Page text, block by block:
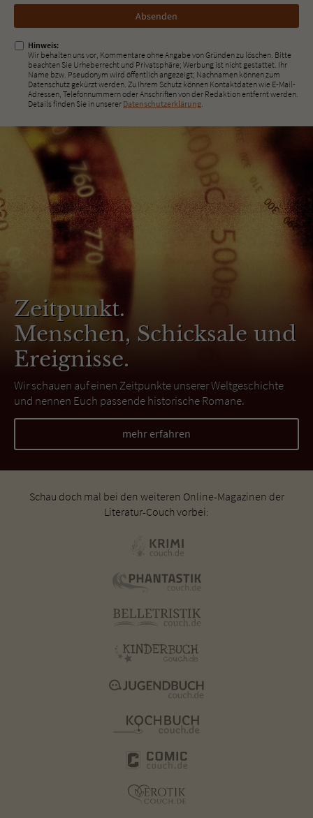
Nicht
ausfüllen!
Hinweis:
Wir behalten uns vor, Kommentare ohne Angabe von Gründen zu löschen. Bitte
beachten Sie Urheberrecht und Privatsphäre; Werbung ist nicht gestattet. Ihr
Name bzw. Pseudonym wird öffentlich angezeigt; Nachnamen können zum
Datenschutz gekürzt werden. Zu Ihrem Schutz können Kontaktdaten wie E-Mail-
Adressen, Telefonnummern oder Anschriften von der Redaktion entfernt werden.
Details finden Sie in unserer Datenschutzerklärung
Zeitpunkt.
Menschen, Schicksale und
Ereignisse.
Wir schauen auf einen Zeitpunkte unserer Weltgeschichte
und nennen Euch passende historische Romane.
mehr erfahren
Schau doch mal bei den weiteren Online-Magazinen der
Literatur-Couch vorbei: